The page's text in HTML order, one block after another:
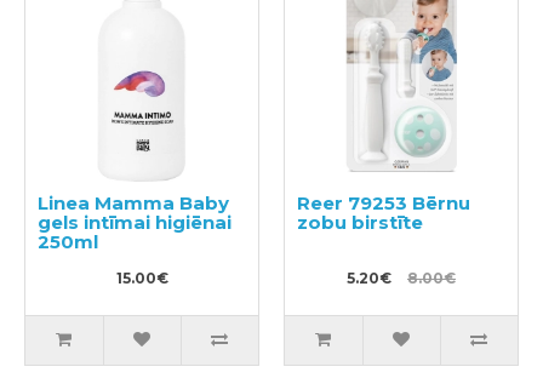
Linea Mamma Baby
gels intīmai higiēnai
250ml
15.00€
Reer 79253 Bērnu
zobu birstīte
5.20€ 8.00€